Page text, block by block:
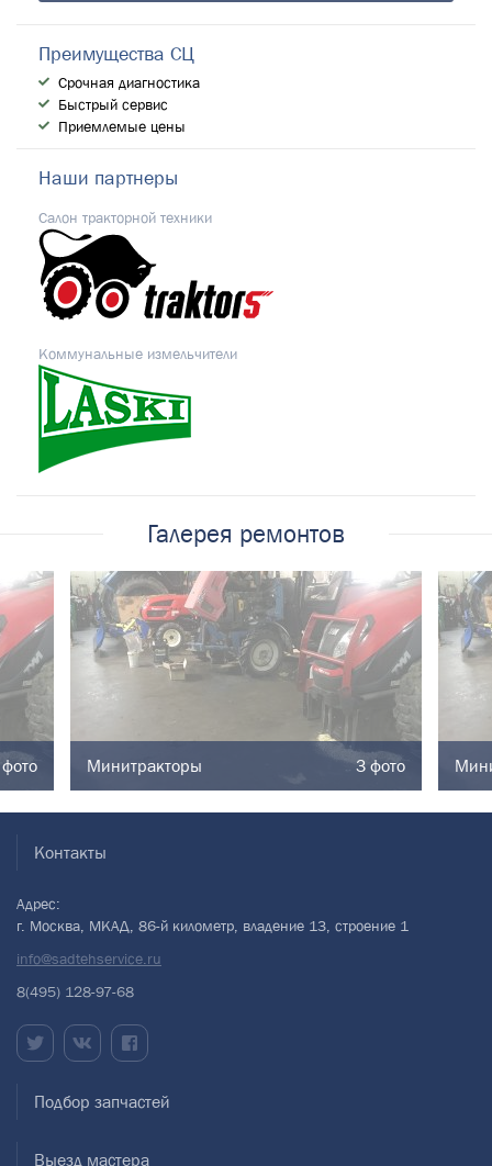
Преимущества СЦ
Срочная диагностика
Быстрый сервис
Приемлемые цены
Наши партнеры
Салон тракторной техники
Коммунальные измельчители
Галерея ремонтов
Минитракторы 3 фото
Контакты
Адрес:
г. Москва, МКАД, 86-й километр, владение 13, строение 1
info@sadtehservice.ru
8(495) 128-97-68
Подбор запчастей
Выезд мастера